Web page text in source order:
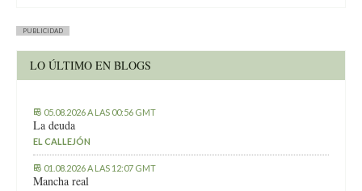
PUBLICIDAD
LO ÚLTIMO EN BLOGS
05.08.2026 A LAS 00:56 GMT
La deuda
EL CALLEJÓN
01.08.2026 A LAS 12:07 GMT
Mancha real